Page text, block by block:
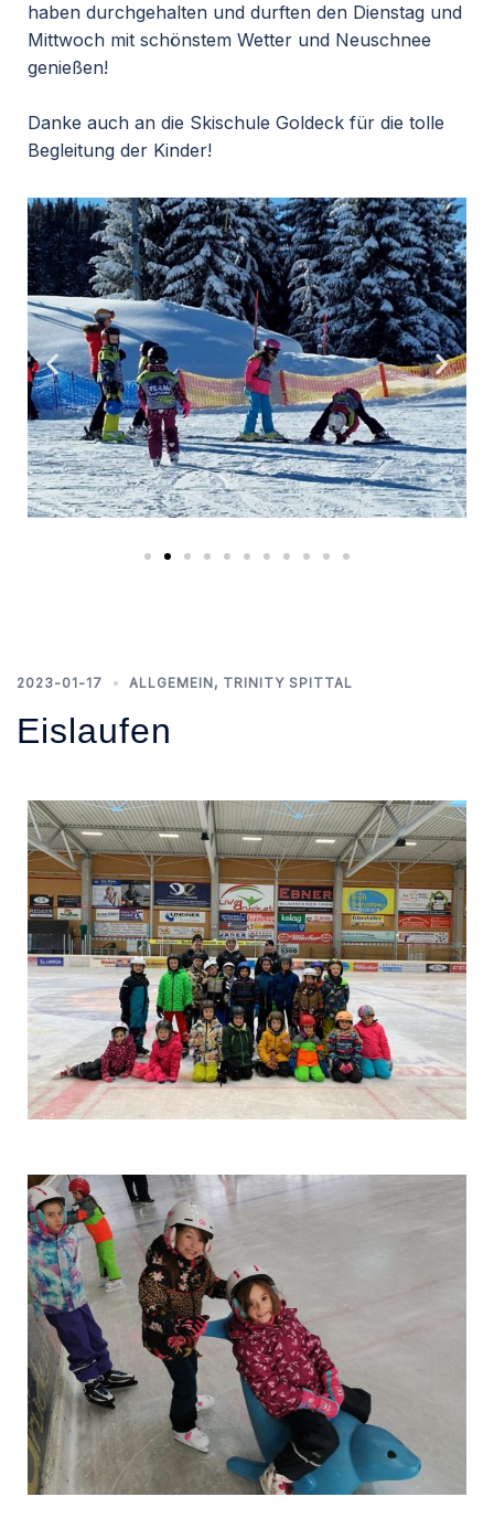
haben durchgehalten und durften den Dienstag und
Mittwoch mit schönstem Wetter und Neuschnee
genießen!
Danke auch an die Skischule Goldeck für die tolle
Begleitung der Kinder!
2023-01-17 ALLGEMEIN, TRINITY SPITTAL
Eislaufen